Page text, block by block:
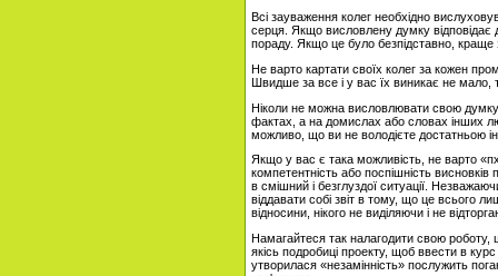
Всі зауваження колег необхідно
серця. Якщо висловлену думку відповідає
пораду. Якщо це було безпідставно, краще
Не варто картати своїх колег за кожен
Швидше за все і у вас їх виникає не мало,
Ніколи не можна висловлювати свою
фактах, а на домислах або словах інших
можливо, що ви не володієте достатньою
Якщо у вас є така можливість, не варто
компетентність або поспішність
в смішний і безглуздої ситуації.
віддавати собі звіт в тому, що це всього
відносини, нікого не виділяючи і не
Намагайтеся так налагодити свою роботу,
якісь подробиці проекту, щоб ввести в
утворилася «незамінність» послужить